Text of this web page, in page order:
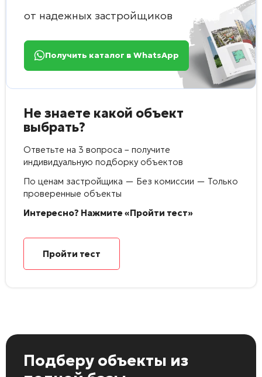
от надежных застройщиков
Получить каталог в WhatsApp
Не знаете какой объект
выбрать?
Ответьте на 3 вопроса – получите
индивидуальную подборку объектов
По ценам застройщика — Без комиссии — Только
проверенные объекты
Интересно? Нажмите «Пройти тест»
Пройти тест
Подберу объекты из